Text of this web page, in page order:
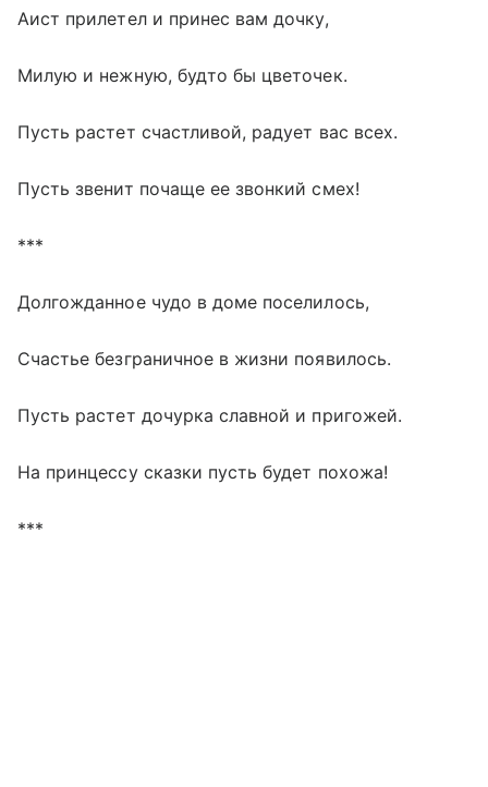
Аист прилетел и принес вам дочку,
Милую и нежную, будто бы цветочек.
Пусть растет счастливой, радует вас всех.
Пусть звенит почаще ее звонкий смех!
***
Долгожданное чудо в доме поселилось,
Счастье безграничное в жизни появилось.
Пусть растет дочурка славной и пригожей.
На принцессу сказки пусть будет похожа!
***